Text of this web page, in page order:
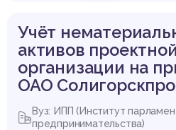
Учёт
активов проектной
организации на
ОАО
Вуз: ИПП (Институт
предпринимательства)